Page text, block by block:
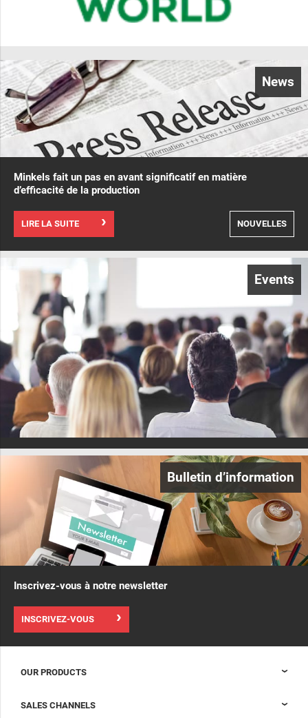
News
Minkels fait un pas en avant significatif en matière
d’efficacité de la production
LIRE LA SUITE NOUVELLES
Events
Bulletin d’information
Inscrivez-vous à notre newsletter
INSCRIVEZ-VOUS
OUR PRODUCTS
SALES CHANNELS